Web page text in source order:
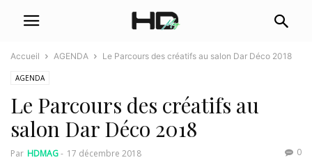
Accueil AGENDA Le Parcours des créatifs au salon Dar Déco 2018
AGENDA
Le Parcours des créatifs au
salon Dar Déco 2018
Par HDMAG- 17 décembre 2018 0